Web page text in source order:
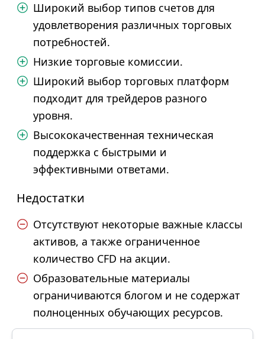
Широкий выбор типов счетов для
удовлетворения различных торговых
потребностей.
Низкие торговые комиссии.
Широкий выбор торговых платформ
подходит для трейдеров разного
уровня.
Высококачественная техническая
поддержка с быстрыми и
эффективными ответами.
Недостатки
Отсутствуют некоторые важные классы
активов, а также ограниченное
количество CFD на акции.
Образовательные материалы
ограничиваются блогом и не содержат
полноценных обучающих ресурсов.